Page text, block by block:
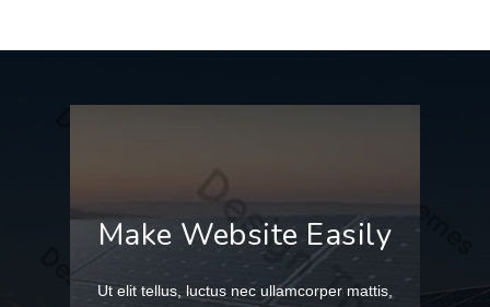
Make Website Easily
Ut elit tellus, luctus nec ullamcorper mattis,